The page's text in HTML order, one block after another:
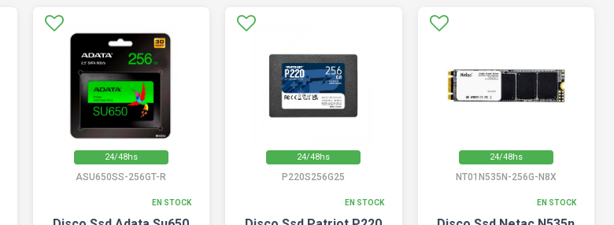
24/48hs
ASU650SS-256GT-R
EN STOCK
24/48hs
P220S256G25
EN STOCK
24/48hs
NT01N535N-256G-N8X
EN STOCK